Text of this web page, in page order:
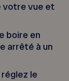
votre vue et
boire en
arrêté à un
le